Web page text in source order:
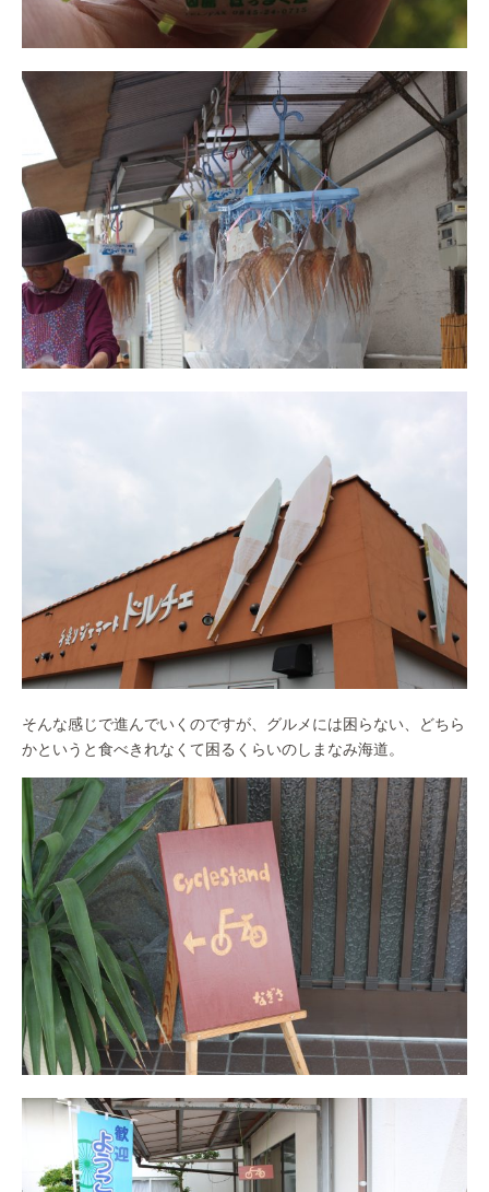
そんな感じで進んでいくのですが、グルメには困らない、どちら
かというと食べきれなくて困るくらいのしまなみ海道。